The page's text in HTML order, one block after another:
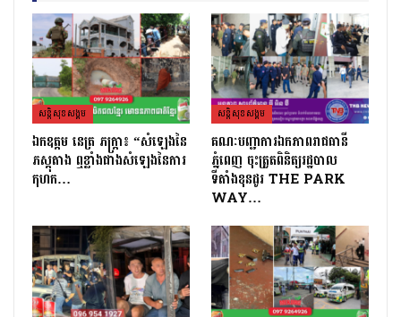
សន្តិសុខសង្គម
ឯកឧត្តម នេត្រ ភក្រ្តា៖ “សំឡេងនៃ
ភស្តុតាង ឮខ្លាំងជាងសំឡេងនៃការ
កុហក…
សន្តិសុខសង្គម
គណៈបញ្ជាការឯកភាពរាជធានី
ភ្នំពេញ ចុះត្រួតពិនិត្យរដ្ឋបាល
ទីតាំងខុនដូរ THE PARK
WAY…